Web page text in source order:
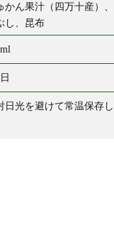
かん果汁（四万十産）
し、昆布
日光を避けて常温保存し